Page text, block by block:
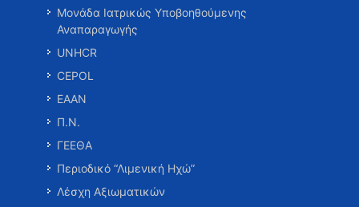
Μονάδα Ιατρικώς Υποβοηθούμενης
Αναπαραγωγής
UNHCR
CEPOL
ΕΑΑΝ
Π.Ν.
ΓΕΕΘΑ
Περιοδικό “Λιμενική Ηχώ”
Λέσχη Αξιωματικών